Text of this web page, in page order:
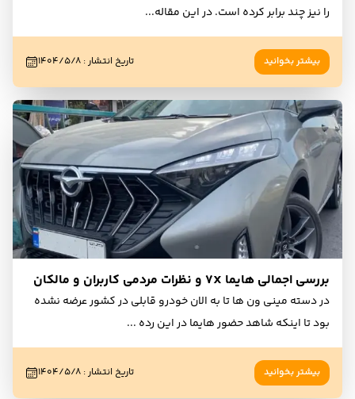
را نیز چند برابر کرده است. در این مقاله...
بیشتر بخوانید تاریخ انتشار: ۱۴۰۴/۵/۸
بررسی اجمالی هایما 7X و نظرات مردمی کاربران و مالکان
در دسته مینی ون ها تا به الان خودرو قابلی در کشور عرضه نشده
بود تا اینکه شاهد حضور هایما در این رده ...
بیشتر بخوانید تاریخ انتشار: ۱۴۰۴/۵/۸